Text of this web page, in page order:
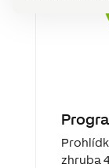
zhruba